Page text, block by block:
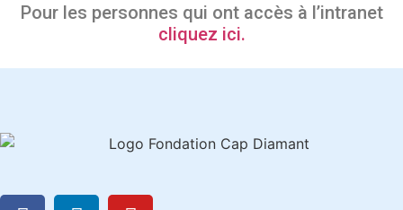
Pour les personnes qui ont accès à l’intranet
cliquez ici.